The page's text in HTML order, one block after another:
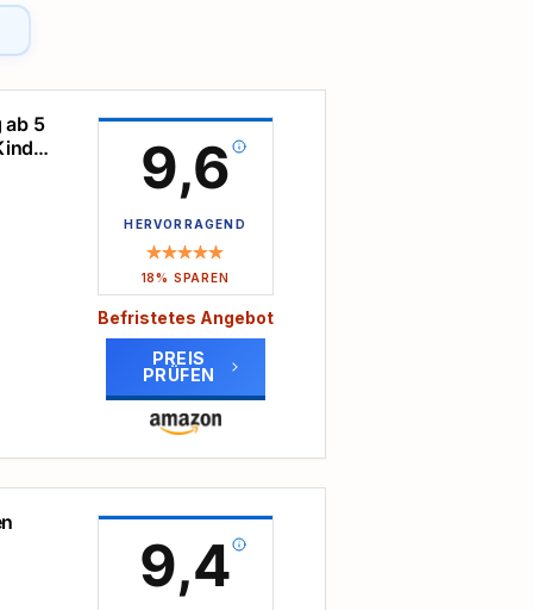
ihn
ab 5
9,6
HERVORRAGEND
18% SPAREN
Befristetes Angebot
PREIS
PRÜFEN
9,4